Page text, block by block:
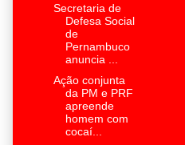
Secretaria de
Defesa Social
de
Pernambuco
anuncia ...
Ação conjunta
da PM e PRF
apreende
homem com
cocaí...